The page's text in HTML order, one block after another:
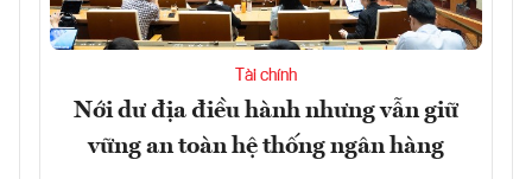
Tài chính
Nới dư địa điều hành nhưng vẫn giữ
vững an toàn hệ thống ngân hàng